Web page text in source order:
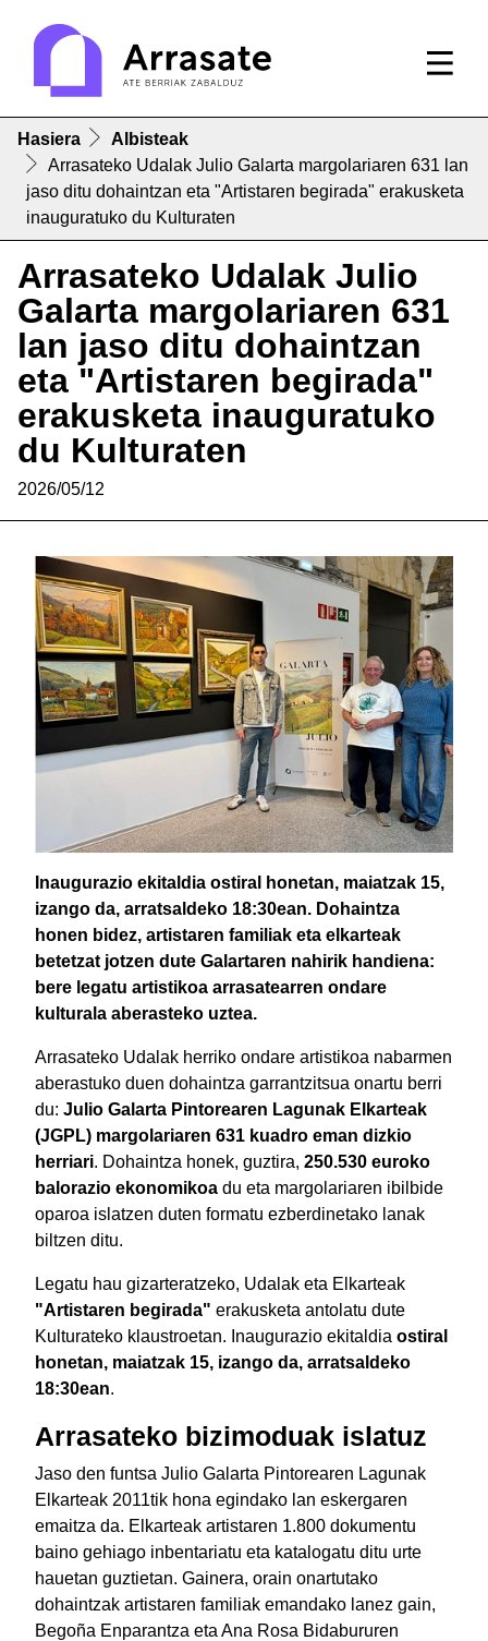
Hasiera
Albisteak
Arrasateko Udalak Julio Galarta margolariaren 631 lan
jaso ditu dohaintzan eta "Artistaren begirada" erakusketa
inauguratuko du Kulturaten
Arrasateko Udalak Julio
Galarta margolariaren 631
lan jaso ditu dohaintzan
eta "Artistaren begirada"
erakusketa inauguratuko
du Kulturaten
2026/05/12
Inaugurazio ekitaldia ostiral honetan, maiatzak 15,
izango da, arratsaldeko 18:30ean. Dohaintza
honen bidez, artistaren familiak eta elkarteak
betetzat jotzen dute Galartaren nahirik handiena:
bere legatu artistikoa arrasatearren ondare
kulturala aberasteko uztea.
Arrasateko Udalak herriko ondare artistikoa nabarmen
aberastuko duen dohaintza garrantzitsua onartu berri
du: Julio Galarta Pintorearen Lagunak Elkarteak
(JGPL) margolariaren 631 kuadro eman dizkio
herriari. Dohaintza honek, guztira, 250.530 euroko
balorazio ekonomikoa du eta margolariaren ibilbide
oparoa islatzen duten formatu ezberdinetako lanak
biltzen ditu.
Legatu hau gizarteratzeko, Udalak eta Elkarteak
"Artistaren begirada" erakusketa antolatu dute
Kulturateko klaustroetan. Inaugurazio ekitaldia ostiral
honetan, maiatzak 15, izango da, arratsaldeko
18:30ean.
Arrasateko bizimoduak islatuz
Jaso den funtsa Julio Galarta Pintorearen Lagunak
Elkarteak 2011tik hona egindako lan eskergaren
emaitza da. Elkarteak artistaren 1.800 dokumentu
baino gehiago inbentariatu eta katalogatu ditu urte
hauetan guztietan. Gainera, orain onartutako
dohaintzak artistaren familiak emandako lanez gain,
Begoña Enparantza eta Ana Rosa Bidabururen